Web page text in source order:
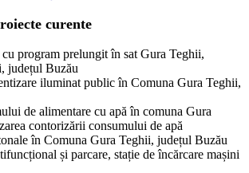
curente
program prelungit în sat Gura Teghii,
județul Buzău
iluminat public în Comuna Gura Teghii,
de alimentare cu apă în comuna Gura
contorizării consumului de apă
în Comuna Gura Teghii, județul Buzău
și parcare, stație de încărcare mașini